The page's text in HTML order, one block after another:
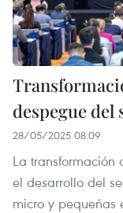
despegue
28/05/2025 08:09
La transformación
el desarrollo del
micro y pequeñas